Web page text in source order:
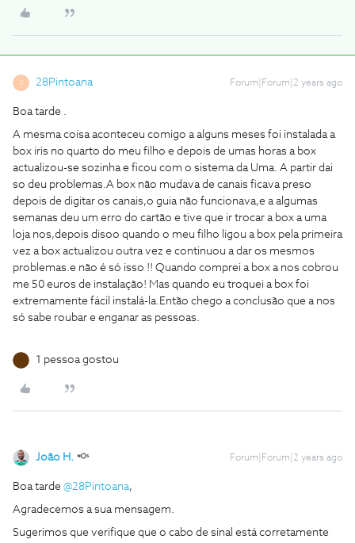
2 28Pintoana Forum|Forum|2 years ago
Boa tarde .
A mesma coisa aconteceu comigo a alguns meses foi instalada a
box iris no quarto do meu filho e depois de umas horas a box
actualizou-se sozinha e ficou com o sistema da Uma. A partir dai
so deu problemas.A box não mudava de canais ficava preso
depois de digitar os canais,o guia não funcionava,e a algumas
semanas deu um erro do cartão e tive que ir trocar a box a uma
loja nos,depois disoo quando o meu filho ligou a box pela primeira
vez a box actualizou outra vez e continuou a dar os mesmos
problemas.e não é só isso !! Quando comprei a box a nos cobrou
me 50 euros de instalação! Mas quando eu troquei a box foi
extremamente fácil instalá-la.Então chego a conclusão que a nos
só sabe roubar e enganar as pessoas.
1 pessoa gostou
João H. Forum|Forum|2 years ago
Boa tarde @28Pintoana,
Agradecemos a sua mensagem.
Sugerimos que verifique que o cabo de sinal está corretamente